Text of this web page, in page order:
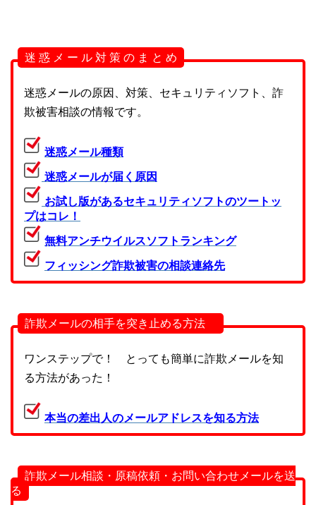
迷 惑 メ ー ル 対 策 の ま と め
迷惑メールの原因、対策、セキュリティソフト、詐
欺被害相談の情報です。
迷惑メール種類
迷惑メールが届く原因
お試し版があるセキュリティソフトのツートッ
プはコレ！
無料アンチウイルスソフトランキング
フィッシング詐欺被害の相談連絡先
詐欺メールの相手を突き止める方法
ワンステップで！ とっても簡単に詐欺メールを知
る方法があった！
本当の差出人のメールアドレスを知る方法
詐欺メール相談・原稿依頼・お問い合わせメールを送
る